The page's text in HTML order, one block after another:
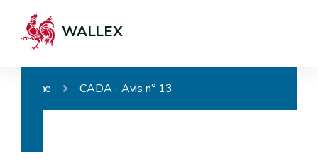
WALLEX
Home CADA - Avis n° 13